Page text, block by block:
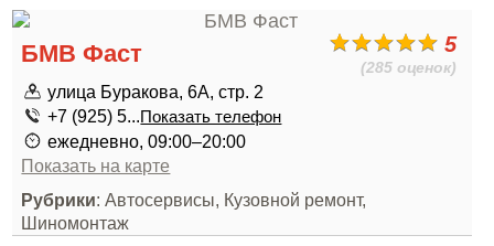
5
(285 оценок)
БМВ Фаст
улица Буракова, 6А, стр. 2
+7 (925) 5...Показать телефон
ежедневно, 09:00–20:00
Показать на карте
Рубрики: Автосервисы, Кузовной ремонт,
Шиномонтаж